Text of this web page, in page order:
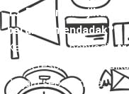
13. Bagaimana jika
berubah mendadak?
Kebanyakan penyedia
untuk reschedule,
24 jam sebelumnya.